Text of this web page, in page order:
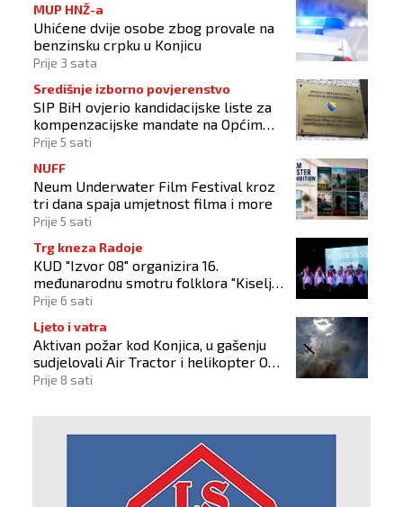
MUP HNŽ-a
Uhićene dvije osobe zbog provale na
benzinsku crpku u Konjicu
Prije 3 sata
Središnje izborno povjerenstvo
SIP BiH ovjerio kandidacijske liste za
kompenzacijske mandate na Općim
izborima 2026
Prije 5 sati
NUFF
Neum Underwater Film Festival kroz
tri dana spaja umjetnost filma i more
Prije 5 sati
Trg kneza Radoje
KUD "Izvor 08" organizira 16.
međunarodnu smotru folklora "Kiseljak
2026"
Prije 6 sati
Ljeto i vatra
Aktivan požar kod Konjica, u gašenju
sudjelovali Air Tractor i helikopter OS-
a BiH
Prije 8 sati